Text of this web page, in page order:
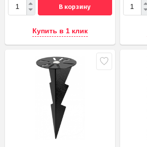
В корзину
Купить в 1 клик